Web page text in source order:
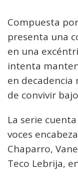
Compuesta
presenta una
en una
intenta
en
de convivir
La serie
voces
Chaparro,
Teco Lebrija,